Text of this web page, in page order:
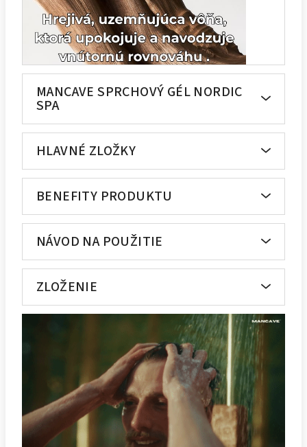
MANCAVE SPRCHOVÝ GÉL NORDIC
SPA
HLAVNÉ ZLOŽKY
BENEFITY PRODUKTU
NÁVOD NA POUŽITIE
ZLOŽENIE